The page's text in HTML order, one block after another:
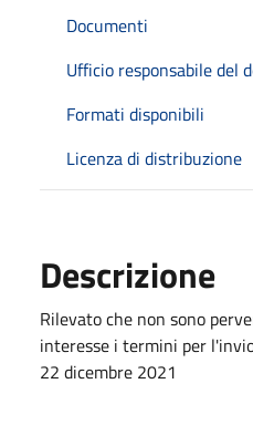
Documenti
Ufficio responsabile del
Formati disponibili
Licenza di distribuzione
Descrizione
Rilevato che non sono
interesse i termini per
22 dicembre 2021